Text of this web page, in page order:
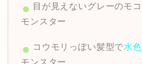
目が見えない グレーのモ
モンスター
コウモリっぽい髪型で水色